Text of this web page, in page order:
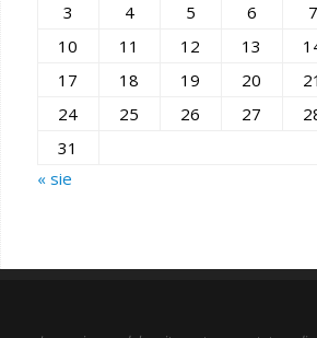
« sie
3
4 5 6 7
10
11 12 13
17
18 19 20 21
24
25 26 27
31